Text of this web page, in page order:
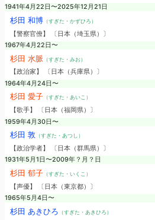
1941年4月22日〜2025年12月21日
杉田 和博（すぎた・かずひろ）
【警察官僚】 〔日本（埼玉県）〕
1967年4月22日〜
杉田 水脈 （すぎた・みお）
【政治家】 〔日本（兵庫県）〕
1964年4月24日〜
杉田 愛子（すぎた・あいこ）
【歌手】 〔日本（福岡県）〕
1959年4月30日〜
杉田 敦（すぎた・あつし）
【政治学者】 〔日本（群馬県）〕
1931年5月1日〜2009年？月？日
杉田 郁子（すぎた・いくこ）
【声優】 〔日本（東京都）〕
1965年5月4日〜
杉田 あきひろ （すぎた・あきひろ）